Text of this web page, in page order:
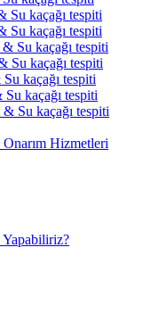
Su kaçağı tespiti
Su kaçağı tespiti
Su kaçağı tespiti
Su kaçağı tespiti
kaçağı tespiti
kaçağı tespiti
Su kaçağı tespiti
Hizmetleri